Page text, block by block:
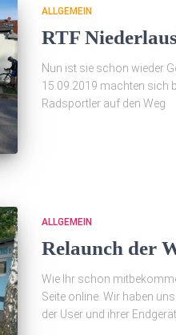
ALLGEMEIN
RTF
Nun ist sie schon wieder
15.09.2019 machten sich
Radsportler auf den Weg
ALLGEMEIN
Relaunch der
Wie Ihr schon
Seite online. Wir haben
der User und ihrer